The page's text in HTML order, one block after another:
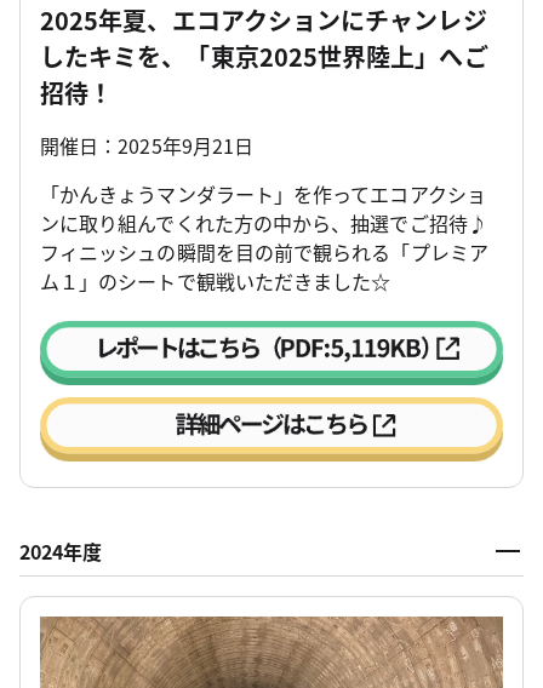
2025年夏、エコアクションにチャンレジ
したキミを、「東京2025世界陸上」へご
招待！
開催日：2025年9月21日
「かんきょうマンダラート」を作ってエコアクショ
ンに取り組んでくれた方の中から、抽選でご招待♪
フィニッシュの瞬間を目の前で観られる「プレミア
ム１」のシートで観戦いただきました☆
2024年度